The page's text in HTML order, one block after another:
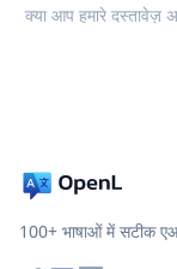
क्या आप हमारे दस्तावेज़
100+ भाषाओं में सटीक